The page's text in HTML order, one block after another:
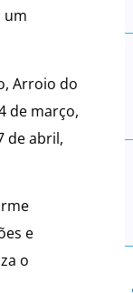
um
Arroio do
de março,
de abril,
e
o